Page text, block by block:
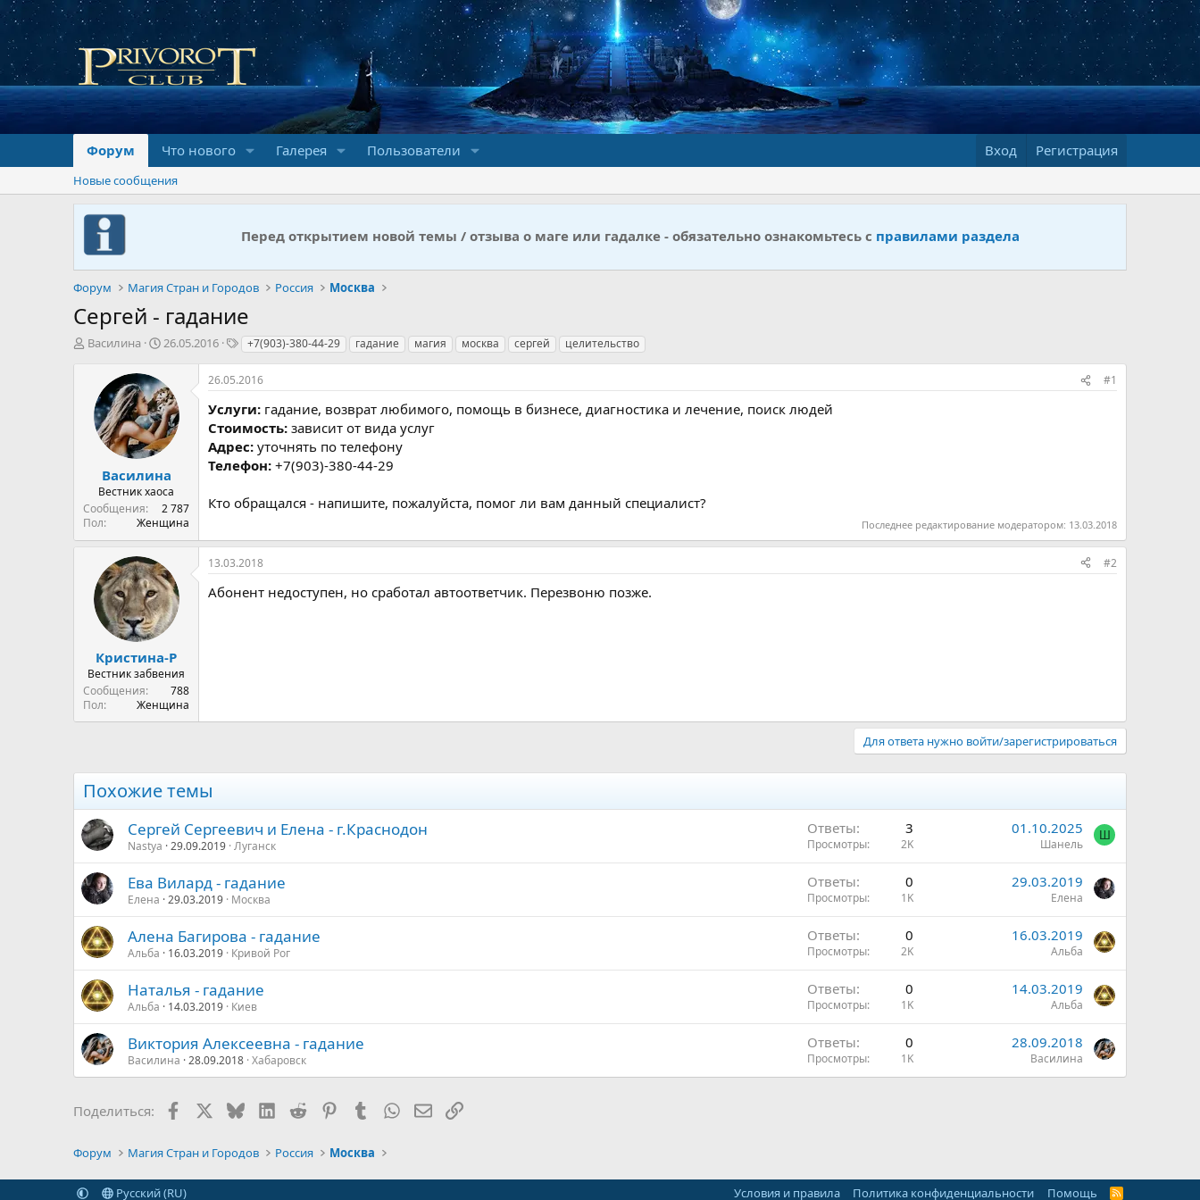
Форум Что нового Галерея Пользователи Вход Регистрация
Новые сообщения
Перед открытием новой темы / отзыва о маге или гадалке - обязательно ознакомьтесь с правилами раздела
Форум Магия Стран и Городов Россия Москва
Сергей - гадание
А
Василина
Д
а
н
а
ч
а
л
а
26.05.2016
Т
г
и
+7(903)-380-44-29 гадание магия москва сергей целительство
Василина
Вестник хаоса
Сообщения
2 787
Пол
Женщина
26.05.2016 #1
Услуги: гадание, возврат любимого, помощь в бизнесе, диагностика и лечение, поиск людей
Стоимость: зависит от вида услуг
Адрес: уточнять по телефону
Телефон: +7(903)-380-44-29
Кто обращался - напишите, пожалуйста, помог ли вам данный специалист?
Последнее редактирование модератором: 13.03.2018
Кристина-Р
Вестник забвения
Сообщения
788
Пол
Женщина
13.03.2018 #2
Абонент недоступен, но сработал автоответчик. Перезвоню позже.
Для ответа нужно войти/зарегистрироваться
Похожие темы
Сергей Сергеевич и Елена - г.Краснодон
Nastya 29.09.2019 Луганск
Ответы 3
Просмотры 2K
01.10.2025
Шанель
Ш
Ева Вилард - гадание
Елена 29.03.2019 Москва
Ответы 0
Просмотры 1K
29.03.2019
Елена
Алена Багирова - гадание
Альба 16.03.2019 Кривой Рог
Ответы 0
Просмотры 2K
16.03.2019
Альба
Наталья - гадание
Альба 14.03.2019 Киев
Ответы 0
Просмотры 1K
14.03.2019
Альба
Виктория Алексеевна - гадание
Василина 28.09.2018 Хабаровск
Ответы 0
Просмотры 1K
28.09.2018
Василина
Поделиться: Facebook BlueskyLinkedIn
Reddit PinterestTumblrWhatsAppЭлектронная почта
Ссылка
Форум Магия Стран и Городов Россия Москва
Русский (RU) Условия и правила Политика конфиденциальности Помощь
R